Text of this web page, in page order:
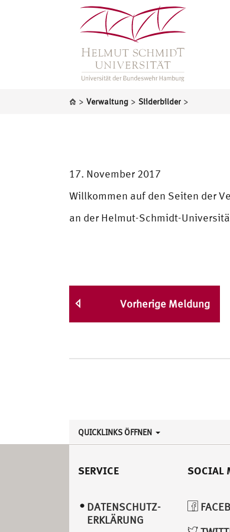
> Verwaltung > Sliderbilder >
17. November 2017
Willkommen auf den Seiten der
an der Helmut-Schmidt-
Vorherige Meldung
QUICKLINKS ÖFFNEN
SERVICE
DATENSCHUTZ­
ERKLÄRUNG
SOCIAL